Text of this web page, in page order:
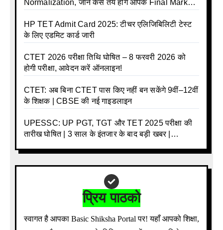
Normalization, जानें कैसे तय होंगे आपके Final Marks
HP TET Admit Card 2025: टीचर एलिजिबिलिटी टेस्ट
के लिए एडमिट कार्ड जारी
CTET 2026 परीक्षा तिथि घोषित – 8 फरवरी 2026 को
होगी परीक्षा, आवेदन करें ऑनलाइन!
CTET: अब बिना CTET पास किए नहीं बन सकेंगे 9वीं–12वीं
के शिक्षक | CBSE की नई गाइडलाइन
UPESSC: UP PGT, TGT और TET 2025 परीक्षा की
तारीख घोषित | 3 साल के इंतजार के बाद बड़ी खबर |
प्रिय पाठको
स्वागत है आपका Basic Shiksha Portal पर! यहाँ आपको शिक्षा,